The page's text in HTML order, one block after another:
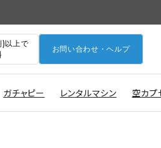
以上で
お問い合わせ・ヘルプ
ガチャピー レンタルマシン 空カプ